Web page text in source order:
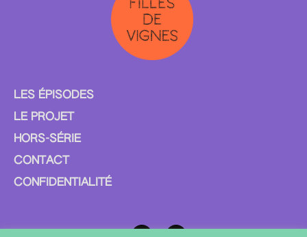
LES ÉPISODES
LE PROJET
HORS-SÉRIE
CONTACT
CONFIDENTIALITÉ